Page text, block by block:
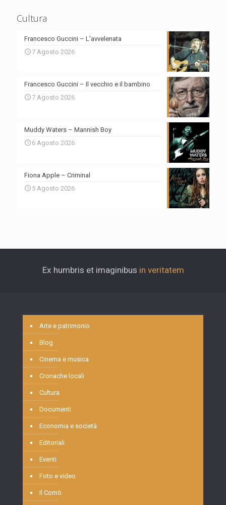
Cultura
Francesco Guccini – L’avvelenata
7 Agosto 2026
Francesco Guccini – Il vecchio e il bambino
7 Agosto 2026
Muddy Waters – Mannish Boy
6 Agosto 2026
Fiona Apple – Criminal
5 Agosto 2026
Ex humbris et imaginibus in veritatem
Arte e patrimonio
Blog
Cinema e musica
Cronache locali
Cultura
Documenti
Economia e società
Editoriali
Eventi
Foto e video
Il Comò